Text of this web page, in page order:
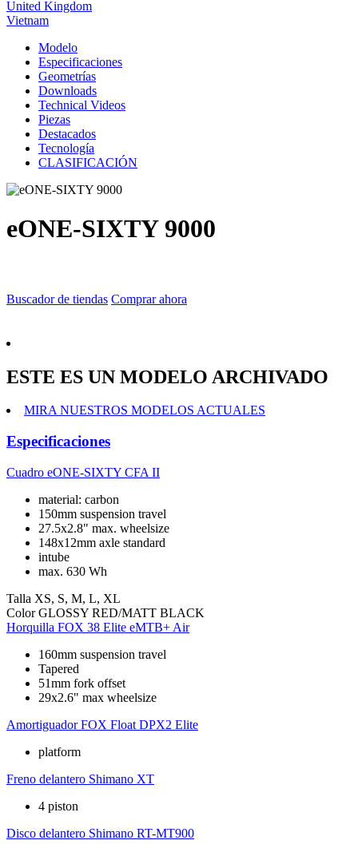
United Kingdom
Vietnam
Modelo
Especificaciones
Geometrías
Downloads
Technical Videos
Piezas
Destacados
Tecnología
CLASIFICACIÓN
eONE-SIXTY 9000
Buscador de tiendas Comprar ahora
ESTE ES UN MODELO ARCHIVADO
MIRA NUESTROS MODELOS ACTUALES
Especificaciones
Cuadro eONE-SIXTY CFA II
material: carbon
150mm suspension travel
27.5x2.8" max. wheelsize
148x12mm axle standard
intube
max. 630 Wh
Talla XS, S, M, L, XL
Color GLOSSY RED/MATT BLACK
Horquilla FOX 38 Elite eMTB+ Air
160mm suspension travel
Tapered
51mm fork offset
29x2.6" max wheelsize
Amortiguador FOX Float DPX2 Elite
platform
Freno delantero Shimano XT
4 piston
Disco delantero Shimano RT-MT900